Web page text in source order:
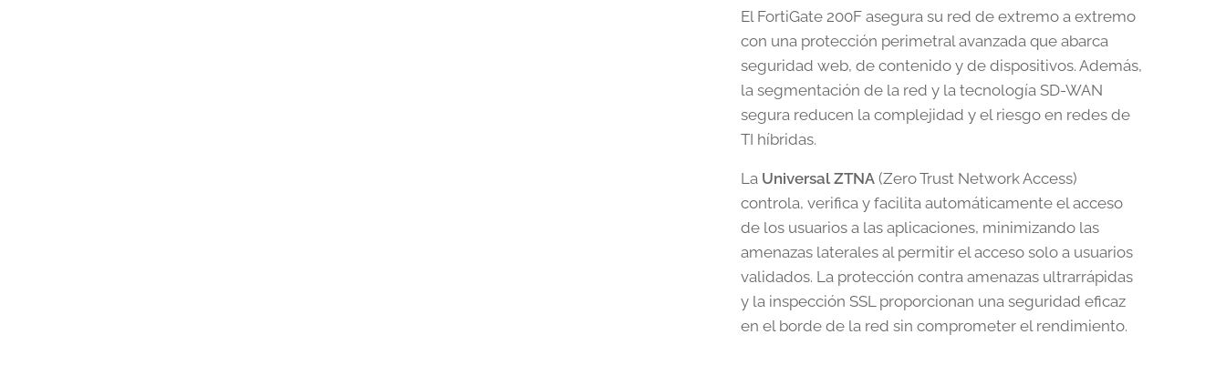
El FortiGate 200F asegura su red de extremo a extremo
con una protección perimetral avanzada que abarca
seguridad web, de contenido y de dispositivos. Además,
la segmentación de la red y la tecnología SD-WAN
segura reducen la complejidad y el riesgo en redes de
TI híbridas.
La Universal ZTNA (Zero Trust Network Access)
controla, verifica y facilita automáticamente el acceso
de los usuarios a las aplicaciones, minimizando las
amenazas laterales al permitir el acceso solo a usuarios
validados. La protección contra amenazas ultrarrápidas
y la inspección SSL proporcionan una seguridad eficaz
en el borde de la red sin comprometer el rendimiento.